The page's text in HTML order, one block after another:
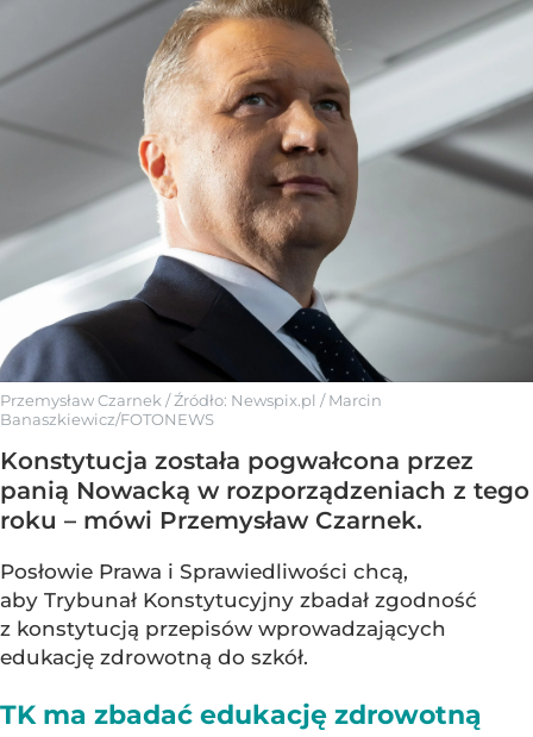
Przemysław Czarnek / Źródło: Newspix.pl /Marcin
Banaszkiewicz/FOTONEWS
Konstytucja została pogwałcona przez
panią Nowacką w rozporządzeniach z tego
roku – mówi Przemysław Czarnek.
Posłowie Prawa i Sprawiedliwości chcą,
aby Trybunał Konstytucyjny zbadał zgodność
z konstytucją przepisów wprowadzających
edukację zdrowotną do szkół.
TK ma zbadać edukację zdrowotną